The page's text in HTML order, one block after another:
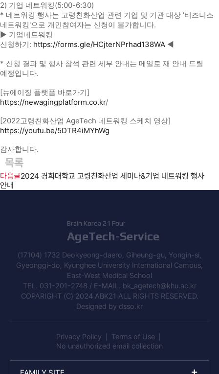
2) 기업 네트워킹(5:00-6:30)
* 네트워킹 행사는 고령친화산업 관련 기업 및 기관 대상 '비즈니스
네트워킹'으로 개인참여자는 신청이 불가합니다.
▶ 기업네트워킹
신청하기: https://forms.gle/HCjterNPrhad138WA ◀
* 신청 결과 및 행사 참석 관련 세부 안내는 메일로 재 안내 드릴
예정입니다.
[뉴에이징 플랫폼 바로가기]
https://newagingplatform.co.kr/
[2022고령친화산업 AgeTech 네트워킹 스케치 영상]
https://youtu.be/5DTR4iMYhWg
감사합니다.
목록
다음글2024 경희대학교 고령친화산업 세미나&기업 네트워킹 행사
안내
Brain Korea 21 Four
AgeTech-Service
(17104) 1732 Deokyeong-daero, Giheung-gu, Yongin-si,
Gyeonggi-do, Kyunghee University International Campus,
East-West Medical School
TEL. 031-201-2748 / E-MAIL. bk_agetech@khu.ac.kr
COPARIGHT (C) 2024 ABK21 ALL RIGHTS RESERVED.
Designed by dsso.kr
Privacy Policy
Terms of Use
No unauthorized email collection